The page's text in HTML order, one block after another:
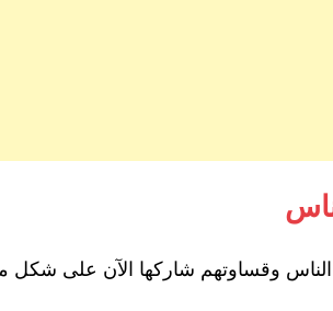
الناس وقساوتهم شاركها الآن على